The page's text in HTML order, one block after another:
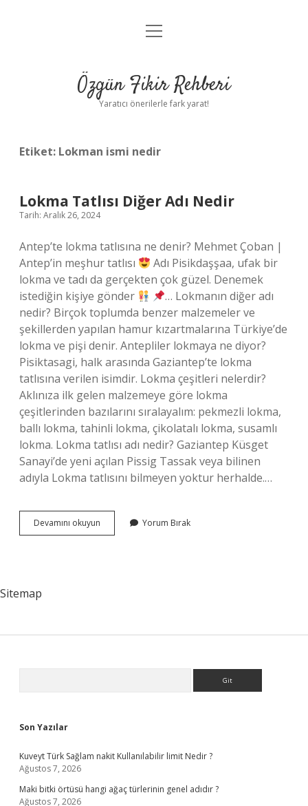
Gizlilik Politikası
Yasal Uyarı
menüyü
Özgün Fikir Rehberi
Yaratıcı önerilerle fark yarat!
Etiket: Lokman ismi nedir
Lokma Tatlısı Diğer Adı Nedir
Tarih: Aralık 26, 2024
Antep’te lokma tatlısına ne denir? Mehmet Çoban |
Antep’in meşhur tatlısı
Adı Pisikdaşşaa, ufak bir
lokma ve tadı da gerçekten çok güzel. Denemek
istediğin kişiye gönder
… Lokmanın diğer adı
nedir? Birçok toplumda benzer malzemeler ve
şekillerden yapılan hamur kızartmalarına Türkiye’de
lokma ve pişi denir. Antepliler lokmaya ne diyor?
Pisiktasagi, halk arasında Gaziantep’te lokma
tatlısına verilen isimdir. Lokma çeşitleri nelerdir?
Aklınıza ilk gelen malzemeye göre lokma
çeşitlerinden bazılarını sıralayalım: pekmezli lokma,
ballı lokma, tahinli lokma, çikolatalı lokma, susamlı
lokma. Lokma tatlısı adı nedir? Gaziantep Küsget
Sanayi’de yeni açılan Pissig Tassak veya bilinen
adıyla Lokma tatlısını bilmeyen yoktur herhalde.…
Devamını okuyun
Tatlısı
Yorum Bırak
Sitemap
Son Yazılar
Kuveyt Türk Sağlam nakit Kullanılabilir limit Nedir ?
Ağustos 7, 2026
Maki bitki örtüsü hangi ağaç türlerinin genel adıdır ?
Ağustos 7, 2026